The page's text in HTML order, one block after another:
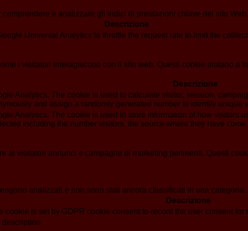
comprendere e analizzare gli indici di prestazioni chiave del sito
Descrizione
Universal Analytics to throttle the request rate to limit the
i visitatori interagiscono con il sito web. Questi cookie aiutano
Descrizione
Analytics. The cookie is used to calculate visitor, session,
and assign a randomly generated number to identify unique
Analytics. The cookie is used to store information of how visitors
including the number visitors, the source where they have
ai visitatori annunci e campagne di marketing pertinenti. Questi
analizzati e non sono stati ancora classificati in una categoria.
Descrizione
cookie is set by GDPR cookie consent to record the user consent
description